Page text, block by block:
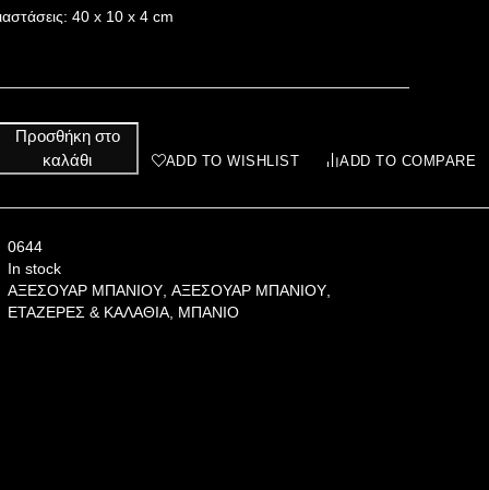
40 x 10 x 4 cm
Προσθήκη στο
καλάθι
ADD TO WISHLIST ADD TO COMPARE
0644
In stock
ΑΞΕΣΟΥΑΡ ΜΠΑΝΙΟΥ, ΑΞΕΣΟΥΑΡ ΜΠΑΝΙΟΥ,
ΕΤΑΖΕΡΕΣ & ΚΑΛΑΘΙΑ, ΜΠΑΝΙΟ